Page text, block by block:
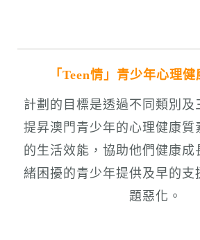
「Teen情」青少年心理健
計劃的目標是透過不同類別及
提昇澳門青少年的心理健康質
的生活效能，協助他們健康成
緒困擾的青少年提供及早的支
題惡化。